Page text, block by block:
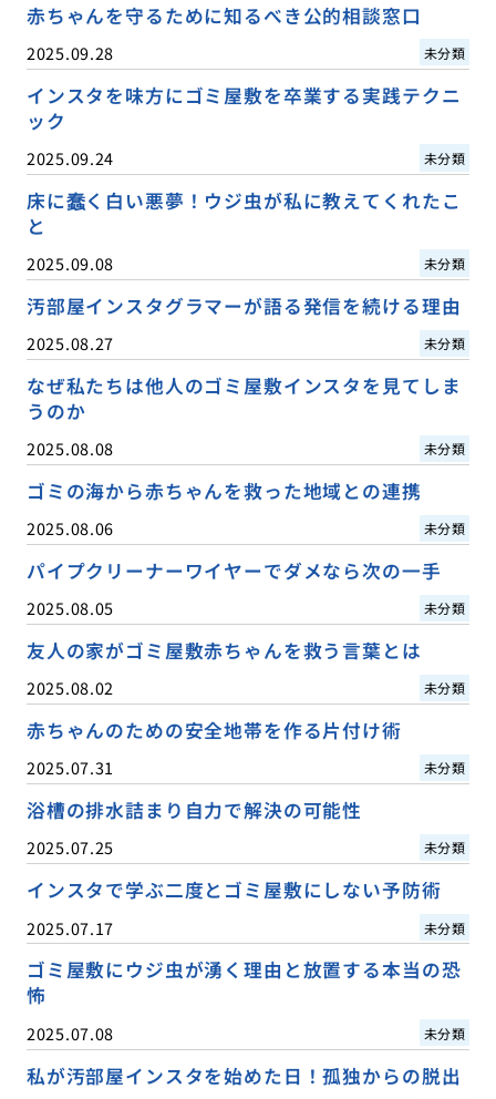
赤ちゃんを守るために知るべき公的相談窓口
2025.09.28 未分類
インスタを味方にゴミ屋敷を卒業する実践テクニ
ック
2025.09.24 未分類
床に蠢く白い悪夢！ウジ虫が私に教えてくれたこ
と
2025.09.08 未分類
汚部屋インスタグラマーが語る発信を続ける理由
2025.08.27 未分類
なぜ私たちは他人のゴミ屋敷インスタを見てしま
うのか
2025.08.08 未分類
ゴミの海から赤ちゃんを救った地域との連携
2025.08.06 未分類
パイプクリーナーワイヤーでダメなら次の一手
2025.08.05 未分類
友人の家がゴミ屋敷赤ちゃんを救う言葉とは
2025.08.02 未分類
赤ちゃんのための安全地帯を作る片付け術
2025.07.31 未分類
浴槽の排水詰まり自力で解決の可能性
2025.07.25 未分類
インスタで学ぶ二度とゴミ屋敷にしない予防術
2025.07.17 未分類
ゴミ屋敷にウジ虫が湧く理由と放置する本当の恐
怖
2025.07.08 未分類
私が汚部屋インスタを始めた日！孤独からの脱出